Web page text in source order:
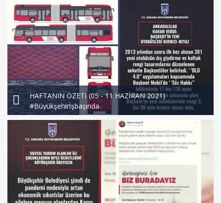
HAFTANIN ÖZETİ (05 - 11 HAZİRAN 2021)
#Büyükşehirİşbaşında